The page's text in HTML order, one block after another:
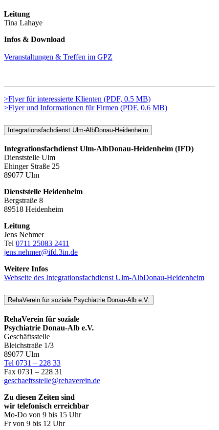
Leitung
Tina Lahaye
Infos & Download
Veranstaltungen & Treffen im GPZ
>Flyer für interessierte Klienten (PDF, 0.5 MB)
>Flyer und Informationen für Firmen (PDF, 0.6 MB)
Integrationsfachdienst Ulm-AlbDonau-Heidenheim
Integrationsfachdienst Ulm-AlbDonau-Heidenheim (IFD)
Dienststelle Ulm
Ehinger Straße 25
89077 Ulm
Dienststelle Heidenheim
Bergstraße 8
89518 Heidenheim
Leitung
Jens Nehmer
Tel 0711 25083 2411
jens.nehmer@ifd.3in.de
Weitere Infos
Webseite des Integrationsfachdienst Ulm-AlbDonau-Heidenheim
RehaVerein für soziale Psychiatrie Donau-Alb e.V.
RehaVerein für soziale
Psychiatrie Donau-Alb e.V.
Geschäftsstelle
Bleichstraße 1/3
89077 Ulm
Tel 0731 – 228 33
Fax 0731 – 228 31
geschaeftsstelle@rehaverein.de
Zu diesen Zeiten sind
wir telefonisch erreichbar
Mo-Do von 9 bis 15 Uhr
Fr von 9 bis 12 Uhr